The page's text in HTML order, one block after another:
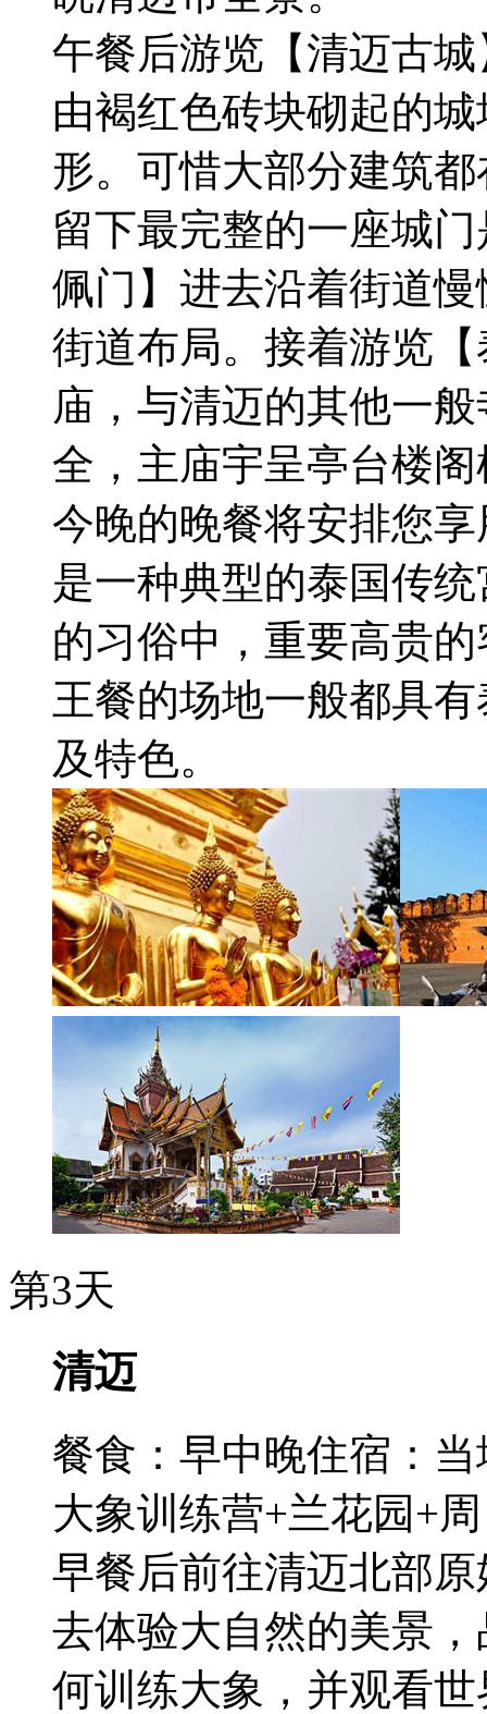
午餐后游览【清迈古
由褐红色砖块砌起的
形。可惜大部分建筑
留下最完整的一座城
佩门】进去沿着街道
街道布局。接着游览
庙，与清迈的其他一
全，主庙宇呈亭台楼
今晚的晚餐将安排您
是一种典型的泰国传
的习俗中，重要高贵
王餐的场地一般都具
及特色。
第3天
清迈
餐食：早中晚住宿：
大象训练营+兰花园+
早餐后前往清迈北部
去体验大自然的美景
何训练大象，并观看